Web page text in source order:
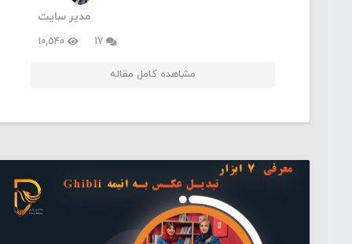
مدیر سایت
17 دیدگاه 10,540
مشاهده کامل مقاله